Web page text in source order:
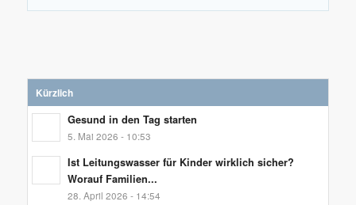
Kürzlich
Gesund in den Tag starten
5. Mai 2026 - 10:53
Ist Leitungswasser für Kinder wirklich sicher?
Worauf Familien...
28. April 2026 - 14:54